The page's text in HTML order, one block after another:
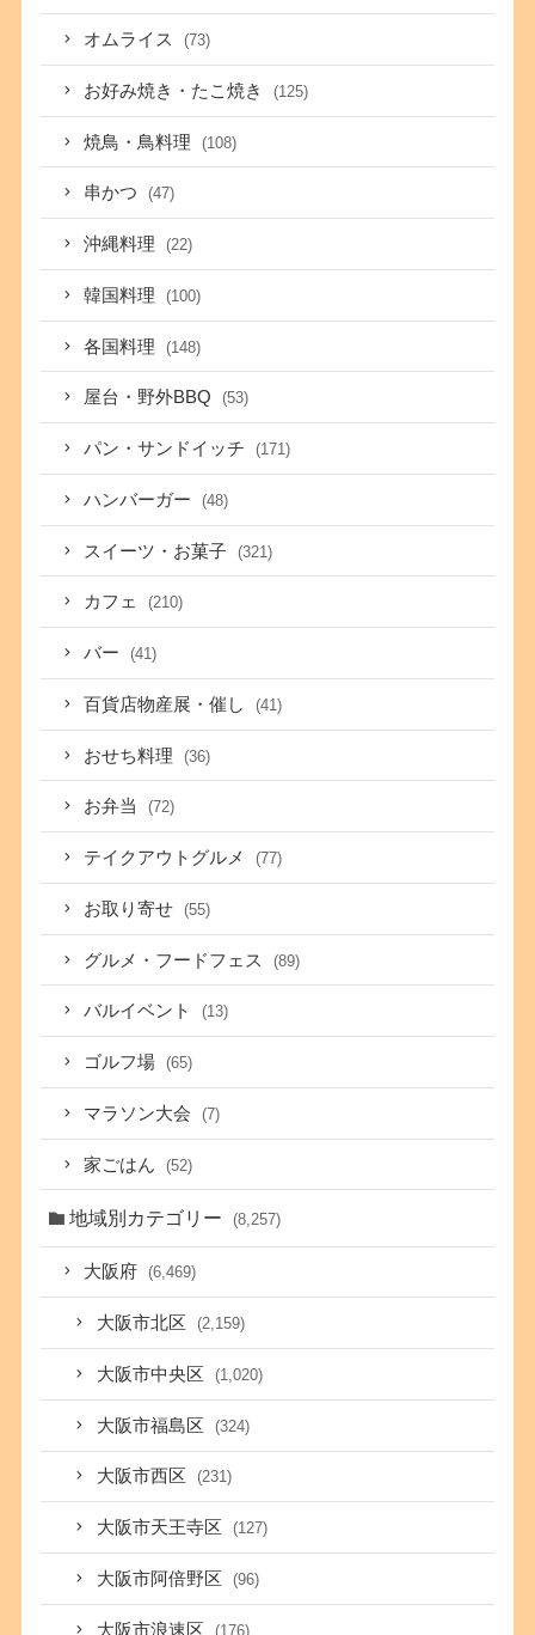
オムライス (73)
お好み焼き・たこ焼き (125)
焼鳥・鳥料理 (108)
串かつ (47)
沖縄料理 (22)
韓国料理 (100)
各国料理 (148)
屋台・野外BBQ (53)
パン・サンドイッチ (171)
ハンバーガー (48)
スイーツ・お菓子 (321)
カフェ (210)
バー (41)
百貨店物産展・催し (41)
おせち料理 (36)
お弁当 (72)
テイクアウトグルメ (77)
お取り寄せ (55)
グルメ・フードフェス (89)
バルイベント (13)
ゴルフ場 (65)
マラソン大会 (7)
家ごはん (52)
地域別カテゴリー (8,257)
大阪府 (6,469)
大阪市北区 (2,159)
大阪市中央区 (1,020)
大阪市福島区 (324)
大阪市西区 (231)
大阪市天王寺区 (127)
大阪市阿倍野区 (96)
大阪市浪速区 (176)